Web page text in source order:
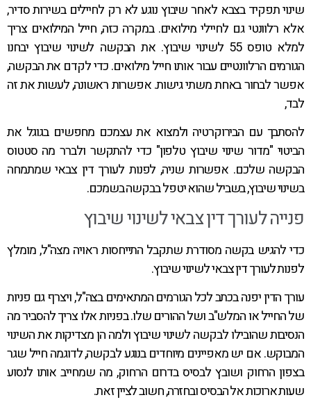
שינוי תפקיד בצבא לאחר שיבוץ נוגע לא רק לחיילים בשירות סדיר,
אלא רלוונטי גם לחיילי מילואים. במקרה כזה, חייל המילואים צריך
למלא טופס 55 לשינוי שיבוץ. את הבקשה לשינוי שיבוץ יבחנו
הגורמים הרלוונטיים עבור אותו חייל מילואים. כדי לקדם את הבקשה,
אפשר לבחור באחת משתי גישות. אפשרות ראשונה, לעשות את זה
לבד,
להסתבך עם הבירוקרטיה ולמצוא את עצמכם מחפשים בגוגל את
הביטוי "מדור שינוי שיבוץ טלפון" כדי להתקשר ולברר מה סטטוס
הבקשה שלכם. אפשרות שניה, לפנות לעורך דין צבאי שמתמחה
בשינוי שיבוץ, בשביל שהוא יטפל בבקשה בשמכם.
פנייה לעורך דין צבאי לשינוי שיבוץ
כדי להגיש בקשה מסודרת שתקבל התייחסות ראויה מצה"ל, מומלץ
לפנות לעורך דין צבאי לשינוי שיבוץ.
עורך הדין יפנה בכתב לכל הגורמים המתאימים בצה"ל, ויצרף גם פניות
של החייל או המלש"ב ושל ההורים שלו. בפניות אלו צריך להסביר מה
הנסיבות שהובילו לבקשה לשינוי שיבוץ ולמה הן מצדיקות את השינוי
המבוקש. אם יש מאפיינים מיוחדים בנוגע לבקשה, לדוגמה חייל שגר
בצפון הרחוק ושובץ לבסיס בדרום הרחוק, מה שמחייב אותו לנסוע
שעות ארוכות אל הבסיס ובחזרה, חשוב לציין זאת.